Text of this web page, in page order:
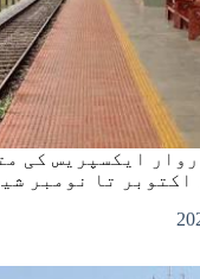
ایکسپریس کی
اکتوبر تا نومبر